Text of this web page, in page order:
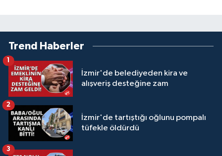
Trend Haberler
İzmir'de belediyeden kira ve
alışveriş desteğine zam
1
İzmir'de tartıştığı oğlunu pompalı
tüfekle öldürdü
2
3